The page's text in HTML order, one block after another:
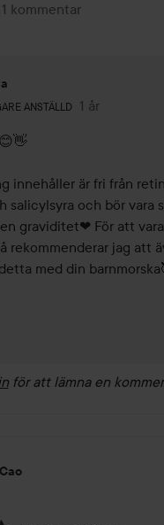
1 kommentar
ANSTÄLLDroll: Tidigare
1 år
Kommentaren
innehåller är fri från
salicylsyra och bör vara
graviditet❤ För att
rekommenderar jag att
med din
för att lämna en
skapades 1 år